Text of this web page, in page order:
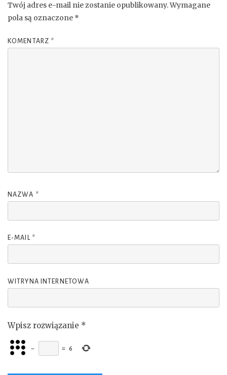
Twój adres e-mail nie zostanie opublikowany.Wymagane
pola są oznaczone *
KOMENTARZ *
NAZWA *
E-MAIL *
WITRYNA INTERNETOWA
Wpisz rozwiązanie *
− = 6